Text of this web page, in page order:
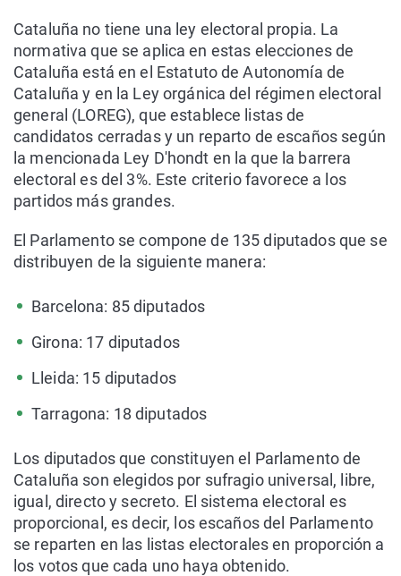
Cataluña no tiene una ley electoral propia. La
normativa que se aplica en estas elecciones de
Cataluña está en el Estatuto de Autonomía de
Cataluña y en la Ley orgánica del régimen electoral
general (LOREG), que establece listas de
candidatos cerradas y un reparto de escaños según
la mencionada Ley D'hondt en la que la barrera
electoral es del 3%. Este criterio favorece a los
partidos más grandes.
El Parlamento se compone de 135 diputados que se
distribuyen de la siguiente manera:
Barcelona: 85 diputados
Girona: 17 diputados
Lleida: 15 diputados
Tarragona: 18 diputados
Los diputados que constituyen el Parlamento de
Cataluña son elegidos por sufragio universal, libre,
igual, directo y secreto. El sistema electoral es
proporcional, es decir, los escaños del Parlamento
se reparten en las listas electorales en proporción a
los votos que cada uno haya obtenido.